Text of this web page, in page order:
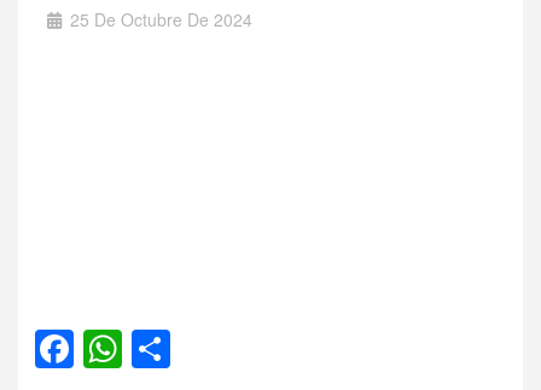
25 De Octubre De 2024
Facebook
WhatsApp